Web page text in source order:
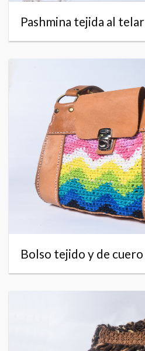
Pashmina tejida al telar
Bolso tejido y de cuero